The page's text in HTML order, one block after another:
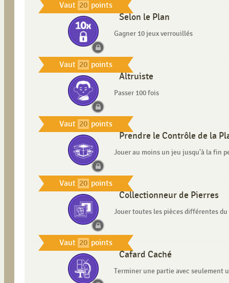
Vaut 20 points
Vaut 20 points
Selon le Plan
Gagner 10 jeux verrouillés
Vaut 20 points
Altruiste
Passer 100 fois
Vaut 20 points
Prendre le Contrôle de la
Jouer au moins un jeu jusqu'à la fin
Vaut 20 points
Collectionneur de Pierres
Jouer toutes les pièces différentes
Cafard Caché
Terminer une partie avec seulement